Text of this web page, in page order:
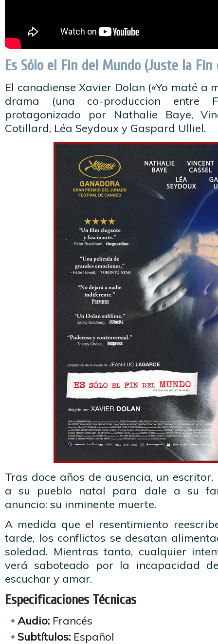
Es Sólo el Fin del Mundo (Juste la Fin
El canadiense Xavier Dolan («Yo maté a
drama (una co-produccion entre
protagonizado por Nathalie Baye,
Cotillard, Léa Seydoux y Gaspard Ulliel.
Tras doce años de ausencia, un
a su pueblo natal para dale a su
anuncio: su inminente muerte.
A medida que el resentimiento
tarde, los conflictos se desatan
soledad. Mientras tanto, cualquier
verá saboteado por la incapacidad
escuchar y amar.
Especificaciones Técnicas
Audio: Francés
Subtítulos: Español